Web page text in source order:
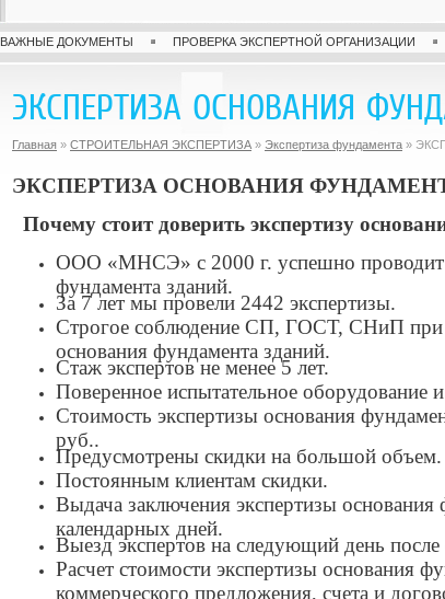
ВАЖНЫЕ ДОКУМЕНТЫ ПРОВЕРКА ЭКСПЕРТНОЙ ОРГАНИЗАЦИИ
ЭКСПЕРТИЗА ОСНОВАНИЯ
Главная » СТРОИТЕЛЬНАЯ ЭКСПЕРТИЗА » Экспертиза фундамента »
ЭКСПЕРТИЗА ОСНОВАНИЯ
Почему стоит доверить экспертизу
ООО «МНСЭ» с 2000 г. успешно проводит
фундамента зданий.
За 7 лет мы провели 2442 экспертизы.
Строгое соблюдение СП, ГОСТ, СНиП при
основания фундамента зданий.
Стаж экспертов не менее 5 лет.
Поверенное испытательное оборудование
Стоимость экспертизы основания
руб..
Предусмотрены скидки на большой объем.
Постоянным клиентам скидки.
Выдача заключения экспертизы
календарных дней.
Выезд экспертов на следующий день после
Расчет стоимости экспертизы основания
коммерческого предложения, счета и